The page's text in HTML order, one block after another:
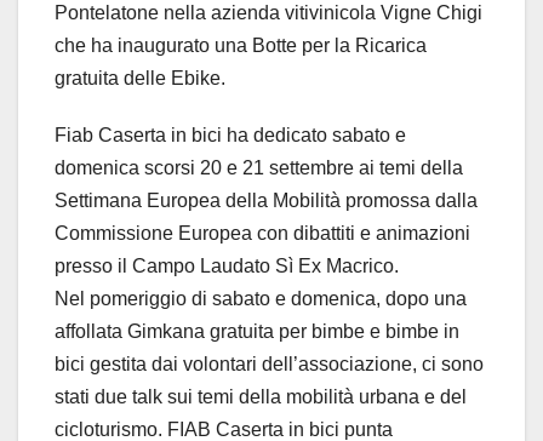
Pontelatone nella azienda vitivinicola Vigne Chigi
che ha inaugurato una Botte per la Ricarica
gratuita delle Ebike.
Fiab Caserta in bici ha dedicato sabato e
domenica scorsi 20 e 21 settembre ai temi della
Settimana Europea della Mobilità promossa dalla
Commissione Europea con dibattiti e animazioni
presso il Campo Laudato Sì Ex Macrico.
Nel pomeriggio di sabato e domenica, dopo una
affollata Gimkana gratuita per bimbe e bimbe in
bici gestita dai volontari dell’associazione, ci sono
stati due talk sui temi della mobilità urbana e del
cicloturismo. FIAB Caserta in bici punta